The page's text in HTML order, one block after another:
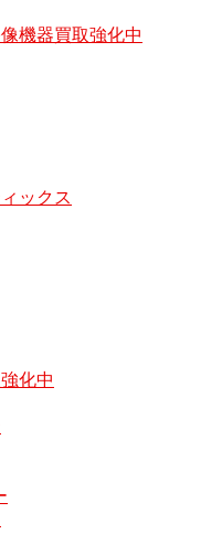
機器買取強化中
ックス
化中